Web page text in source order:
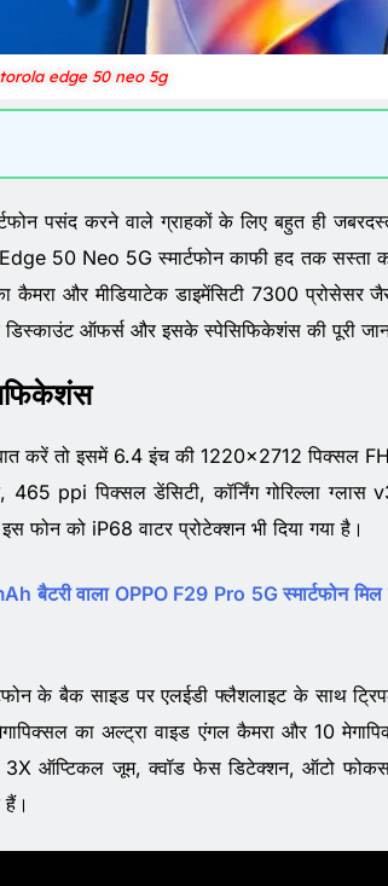
edge 50 neo 5g
पसंद करने वाले ग्राहकों के लिए बहुत ही
50 Neo 5G स्मार्टफोन काफी हद तक सस्ता कर
और मीडियाटेक डाइमेंसिटी 7300 प्रोसेसर
डिस्काउंट ऑफर्स और इसके स्पेसिफिकेशंस की पूरी
करें तो इसमें 6.4 इंच की 1220×2712 पिक्सल
ppi पिक्सल डेंसिटी, कॉर्निंग गोरिल्ला ग्लास
को iP68 वाटर प्रोटेक्शन भी दिया गया है।
वाला OPPO F29 Pro 5G स्मार्टफोन मिल
के बैक साइड पर एलईडी फ्लैशलाइट के साथ
का अल्ट्रा वाइड एंगल कैमरा और 10
3X ऑप्टिकल जूम, क्वॉड फेस डिटेक्शन, ऑटो
हैं।